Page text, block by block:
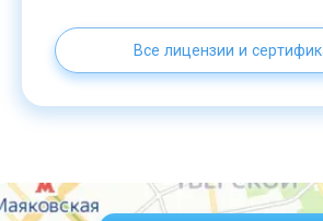
Все лицензии и